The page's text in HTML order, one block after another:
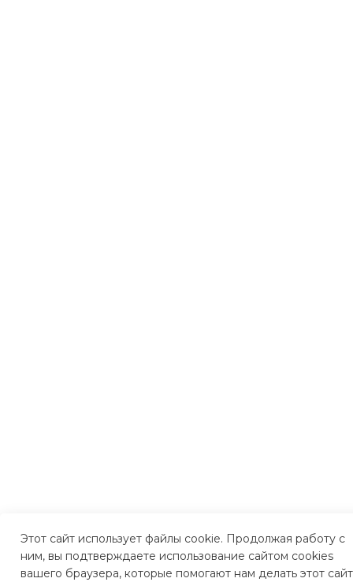
Этот сайт использует файлы cookie. Продолжая работу с
ним, вы подтверждаете использование сайтом cookies
вашего браузера, которые помогают нам делать этот сайт